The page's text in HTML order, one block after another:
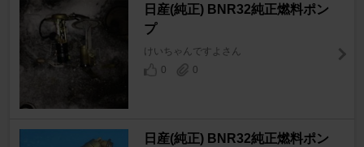
日産(純正) BNR32純正燃料ポン
プ
けいちゃんですよさん
0
0
日産(純正) BNR32純正燃料ポン